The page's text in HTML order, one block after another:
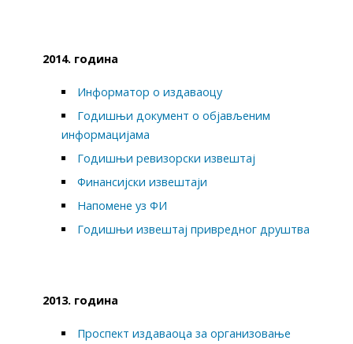
2014. година
Информатор о издаваоцу
Годишњи документ о објављеним
информацијама
Годишњи ревизорски извештај
Финансијски извештаји
Напомене уз ФИ
Годишњи извештај привредног друштва
2013. година
Проспект издаваоца за организовање